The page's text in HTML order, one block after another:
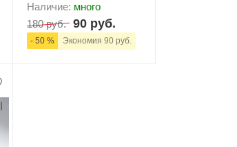
Наличие: много
180 руб. 90 руб.
- 50 % Экономия 90 руб.